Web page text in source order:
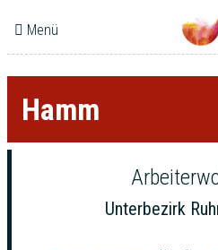
Menü
Hamm
Unterbezirk